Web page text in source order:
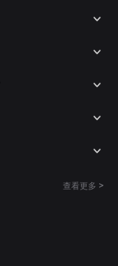
查看更多 >